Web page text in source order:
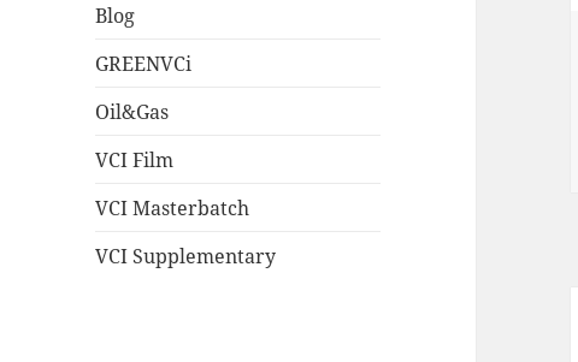
Blog
GREENVCi
Oil&Gas
VCI Film
VCI Masterbatch
VCI Supplementary